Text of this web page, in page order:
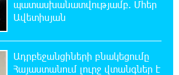
8-08-2026
ու Վուչիչը քննարկել են
ընդլայնելու
պատասխանատվությամբ. Մհեր
Ավետիսյան
Ադրբեջանցիների բնակեցումը
Հայաստանում լուրջ վտանգներ է